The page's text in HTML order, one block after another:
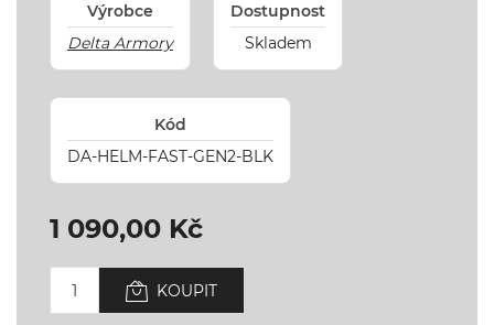
Výrobce
Delta Armory
Dostupnost
Skladem
Kód
DA-HELM-FAST-GEN2-BLK
1 090,00 Kč
KOUPIT